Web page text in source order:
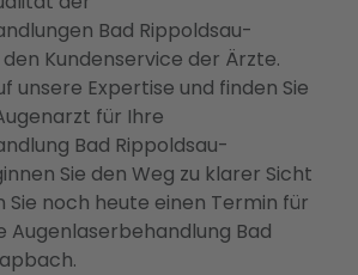
Bad Rippoldsau-
Kundenservice der Ärzte.
unsere Expertise und finden Sie
für Ihre
Bad Rippoldsau-
Sie den Weg zu klarer Sicht
Sie noch heute einen Termin für
Augenlaserbehandlung Bad